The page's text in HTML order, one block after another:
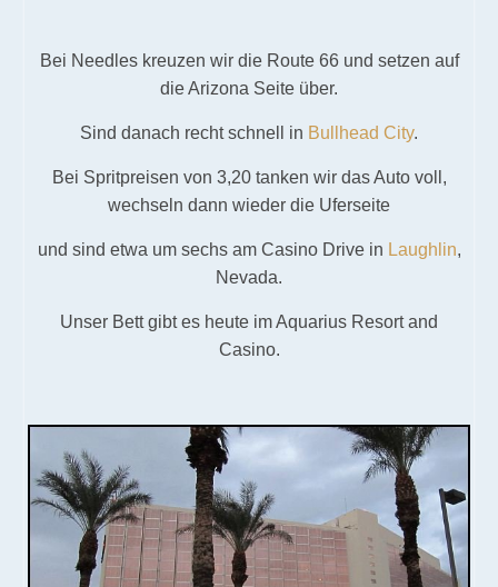
Bei Needles kreuzen wir die Route 66 und setzen auf
die Arizona Seite über.
Sind danach recht schnell in Bullhead City.
Bei Spritpreisen von 3,20 tanken wir das Auto voll,
wechseln dann wieder die Uferseite
und sind etwa um sechs am Casino Drive in Laughlin,
Nevada.
Unser Bett gibt es heute im Aquarius Resort and
Casino.